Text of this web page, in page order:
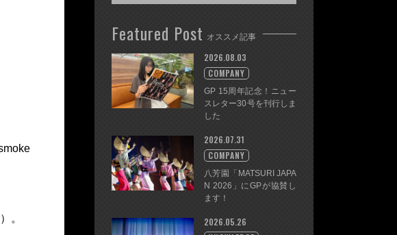
）。
Featured Post オススメ記事
GP 15周年記念！ニュー
スレター30号を刊行しま
した
2026.08.03
COMPANY
八芳園「MATSURI JAPA
N 2026」にGPが協賛し
ます！
2026.07.31
COMPANY
2026.05.26